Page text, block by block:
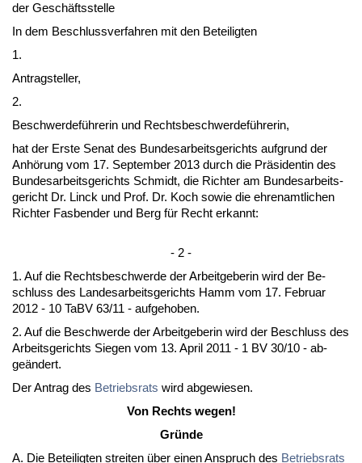
der Geschäfts­stel­le
In dem Be­schluss­ver­fah­ren mit den Be­tei­lig­ten
1.
An­trag­stel­ler,
2.
Be­schwer­deführe­rin und Rechts­be­schwer­deführe­rin,
hat der Ers­te Se­nat des Bun­des­ar­beits­ge­richts auf­grund der
Anhörung vom 17. Sep­tem­ber 2013 durch die Präsi­den­tin des
Bun­des­ar­beits­ge­richts Schmidt, die Rich­ter am Bun­des­ar­beits­
ge­richt Dr. Linck und Prof. Dr. Koch so­wie die eh­ren­amt­li­chen
Rich­ter Fas­ben­der und Berg für Recht er­kannt:
- 2 -
1. Auf die Rechts­be­schwer­de der Ar­beit­ge­be­rin wird der Be­
schluss des Lan­des­ar­beits­ge­richts Hamm vom 17. Fe­bru­ar
2012 - 10 TaBV 63/11 - auf­ge­ho­ben.
2. Auf die Be­schwer­de der Ar­beit­ge­be­rin wird der Be­schluss des
Ar­beits­ge­richts Sie­gen vom 13. April 2011 - 1 BV 30/10 - ab­
geändert.
Der An­trag des Be­triebs­rats wird ab­ge­wie­sen.
Von Rechts we­gen!
Gründe
A. Die Be­tei­lig­ten strei­ten über ei­nen An­spruch des Be­triebs­rats